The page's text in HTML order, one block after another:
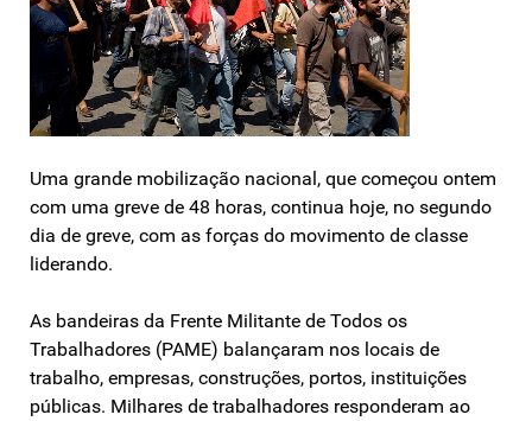
Uma grande mobilização nacional, que começou ontem
com uma greve de 48 horas, continua hoje, no segundo
dia de greve, com as forças do movimento de classe
liderando.
As bandeiras da Frente Militante de Todos os
Trabalhadores (PAME) balançaram nos locais de
trabalho, empresas, construções, portos, instituições
públicas. Milhares de trabalhadores responderam ao